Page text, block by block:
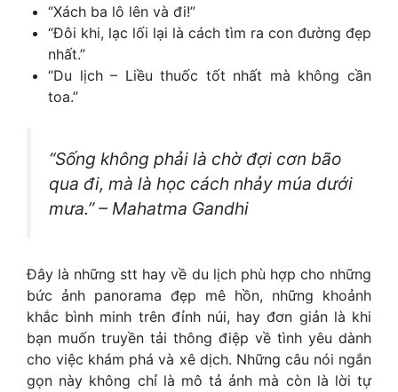
“Xách ba lô lên và đi!”
“Đôi khi, lạc lối lại là cách tìm ra con đường đẹp
nhất.”
“Du lịch – Liều thuốc tốt nhất mà không cần
toa.”
“Sống không phải là chờ đợi cơn bão
qua đi, mà là học cách nhảy múa dưới
mưa.” – Mahatma Gandhi
Đây là những stt hay về du lịchphù hợp cho những
bức ảnh panorama đẹp mê hồn, những khoảnh
khắc bình minh trên đỉnh núi, hay đơn giản là khi
bạn muốn truyền tải thông điệp về tình yêu dành
cho việc khám phá và xê dịch. Những câu nói ngắn
gọn này không chỉ là mô tả ảnh mà còn là lời tự